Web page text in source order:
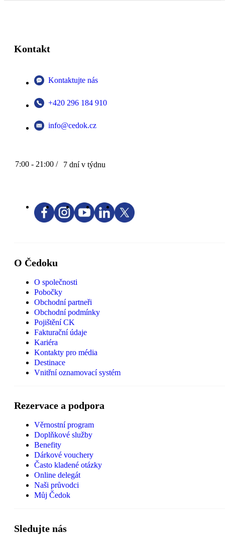
Kontakt
Kontaktujte nás
+420 296 184 910
info@cedok.cz
7:00 - 21:00 / 7 dní v týdnu
O Čedoku
O společnosti
Pobočky
Obchodní partneři
Obchodní podmínky
Pojištění CK
Fakturační údaje
Kariéra
Kontakty pro média
Destinace
Vnitřní oznamovací systém
Rezervace a podpora
Věrnostní program
Doplňkové služby
Benefity
Dárkové vouchery
Často kladené otázky
Online delegát
Naši průvodci
Můj Čedok
Sledujte nás